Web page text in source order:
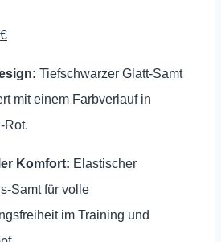
€Aktueller
Tiefschwarzer Glatt-Samt
mit einem Farbverlauf in
Rot.
Komfort: Elastischer
Samt für volle
im Training und